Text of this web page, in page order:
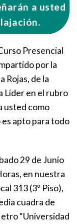
a usted
Presencial
por la
Rojas, de la
Lider en el rubro
usted como
apto para todo
29 de Junio
en nuestra
313 (3º Piso),
cuadra de
“Universidad